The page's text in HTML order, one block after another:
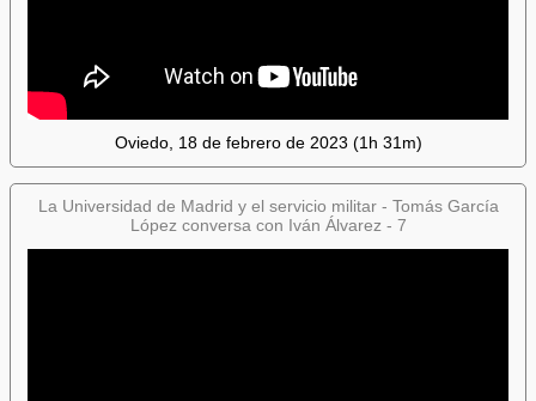
Oviedo, 18 de febrero de 2023 (1h 31m)
La Universidad de Madrid y el servicio militar - Tomás García
López conversa con Iván Álvarez - 7